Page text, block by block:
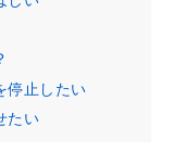
停止したい
たい